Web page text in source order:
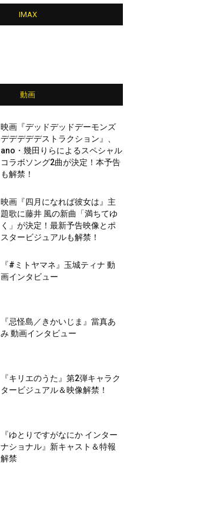
IMAX
動画
映画『デッドデッドデーモンズ
デデデデデストラクション』、
ano・幾田りらによるスペシャル
コラボソング2曲が決定！本予告
も解禁！
映画『四月になれば彼女は』主
題歌に藤井 風の新曲「満ちてゆ
く」が決定！最新予告映像とポ
スタービジュアルも解禁！
『#ミトヤマネ』玉城ティナ 動
画インタビュー
『忌怪島／きかいじま』當真あ
み 動画インタビュー
『キリエのうた』第2弾キャラク
タービジュアル＆映像解禁！
『ゆとりですがなにか インター
ナショナル』新キャスト＆特報
解禁